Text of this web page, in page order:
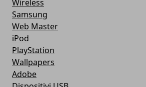
Wireless
Samsung
Web Master
iPod
PlayStation
Wallpapers
Adobe